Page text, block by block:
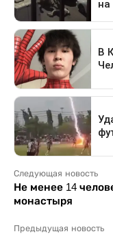
Следующая новость
Не менее 14
монастыря
Предыдущая новость